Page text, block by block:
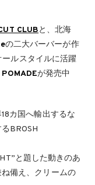
CLUBと、北海
の二大バーバーが作
ールスタイルに活躍
が発売中
カ国へ輸出するな
BROSH
と題した動きのあ
備え、クリームの